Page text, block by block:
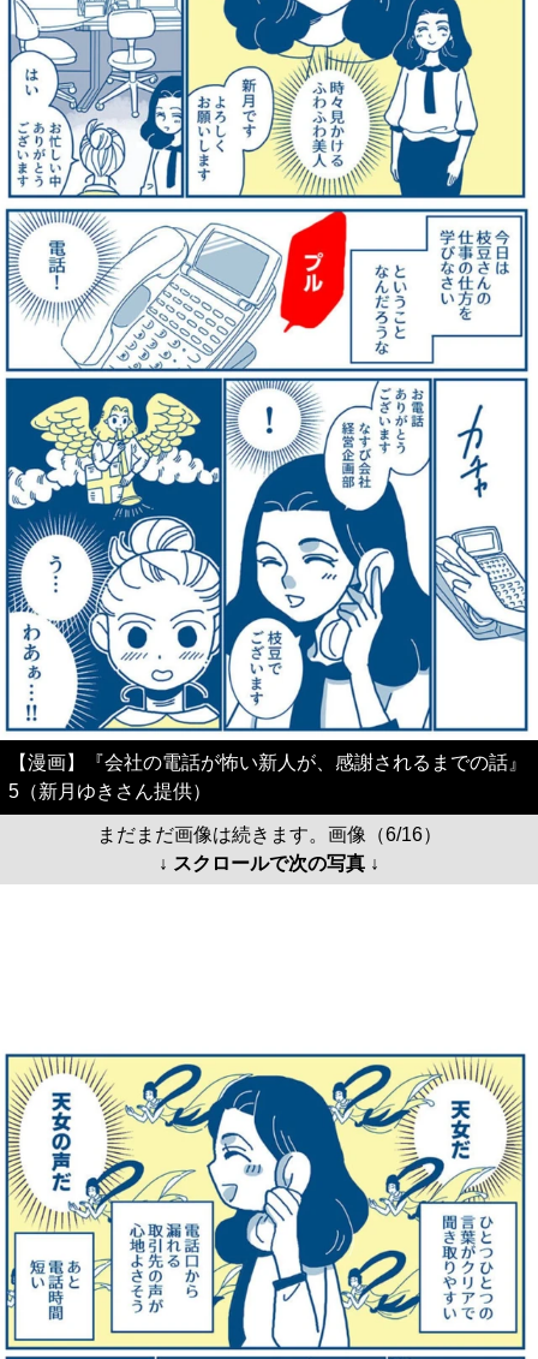
【漫画】『会社の電話が怖い新人が、感謝されるまでの話』
5（新月ゆきさん提供）
まだまだ画像は続きます。画像（6/16）
↓ スクロールで次の写真 ↓